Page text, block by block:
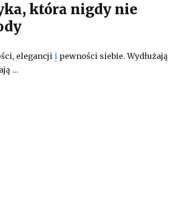
która nigdy nie
elegancji ipewności siebie. Wydłużają
…